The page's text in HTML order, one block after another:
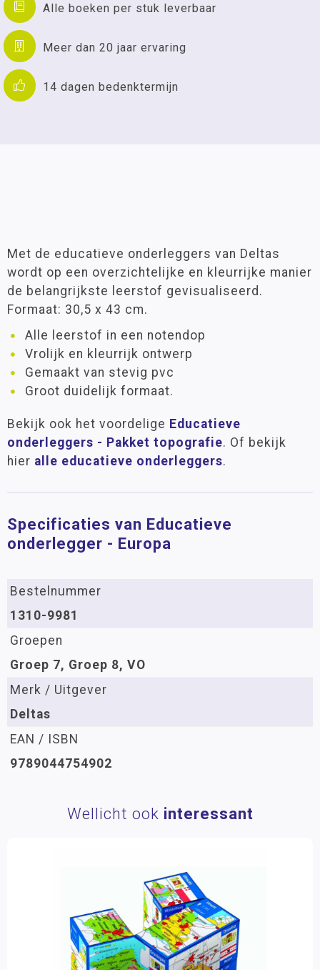
Alle boeken per stuk leverbaar
Meer dan 20 jaar ervaring
14 dagen bedenktermijn
Met de educatieve onderleggers van Deltas
wordt op een overzichtelijke en kleurrijke manier
de belangrijkste leerstof gevisualiseerd.
Formaat: 30,5 x 43 cm.
Alle leerstof in een notendop
Vrolijk en kleurrijk ontwerp
Gemaakt van stevig pvc
Groot duidelijk formaat.
Bekijk ook het voordelige Educatieve
onderleggers - Pakket topografie. Of bekijk
hier alle educatieve onderleggers.
Specificaties van Educatieve
onderlegger - Europa
Bestelnummer
1310-9981
Groepen
Groep 7, Groep 8, VO
Merk / Uitgever
Deltas
EAN / ISBN
9789044754902
Wellicht ook interessant